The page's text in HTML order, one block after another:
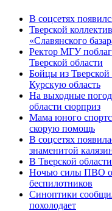
В соцсетях
Тверской
«Славянского
Ректор МГУ
Тверской области
Бойцы из Тверской
Курскую область
На выходные
области сюрприз
Мама юного
скорую помощь
В соцсетях
знаменитой
В Тверской
Ночью силы ПВО
беспилотников
Синоптики
похолодает